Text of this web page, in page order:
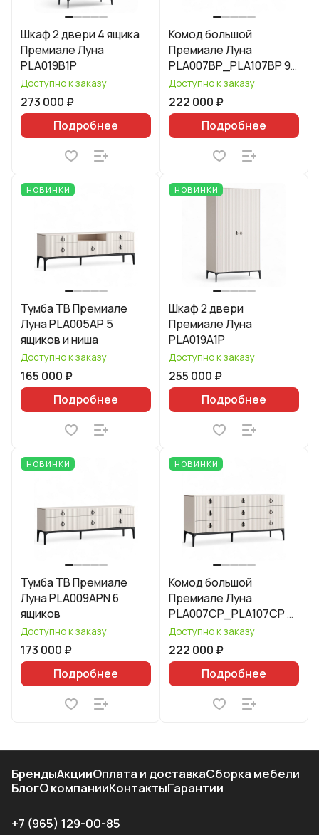
Шкаф 2 двери 4 ящика
Премиале Луна
PLA019B1P
Доступно к заказу
273 000 ₽
Подробнее
Комод большой
Премиале Луна
PLA007BP_PLA107BP 9
ящиков
Доступно к заказу
222 000 ₽
Подробнее
НОВИНКИ
Тумба ТВ Премиале
Луна PLA005AP 5
ящиков и ниша
Доступно к заказу
165 000 ₽
Подробнее
НОВИНКИ
Шкаф 2 двери
Премиале Луна
PLA019A1P
Доступно к заказу
255 000 ₽
Подробнее
НОВИНКИ
Тумба ТВ Премиале
Луна PLA009APN 6
ящиков
Доступно к заказу
173 000 ₽
Подробнее
НОВИНКИ
Комод большой
Премиале Луна
PLA007CP_PLA107CP 9
ящиков
Доступно к заказу
222 000 ₽
Подробнее
БрендыАкцииОплата и доставкаСборка мебели
БлогО компанииКонтактыГарантии
+7 (965) 129-00-85